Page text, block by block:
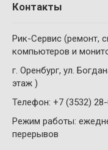
Контакты
Рик-Сервис (ремонт,
компьютеров и
г. Оренбург, ул.
этаж )
Телефон: +7 (3532)
Режим работы:
перерывов